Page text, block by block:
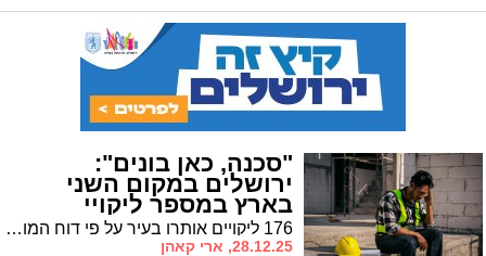
"סכנה, כאן בונים":
ירושלים במקום השני
בארץ במספר ליקויי
הבטיחות באתרי בניה 176 ליקויים אותרו בעיר על פי דוח המוסד לבטיחות ולגהות • עבודה בגובה והיעדר מנהלי עבודה בראש רשימת הסיכונים
28.12.25, ארי קאהן